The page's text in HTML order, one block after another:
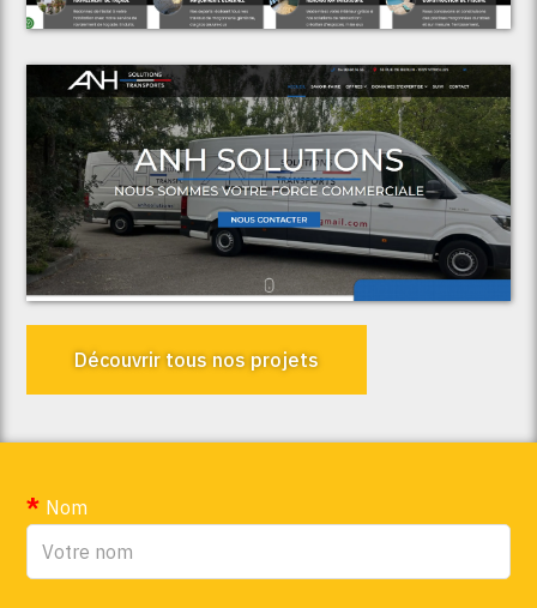
Voir le projet
ANH Solutions
Découvrir tous nos projets
Nom